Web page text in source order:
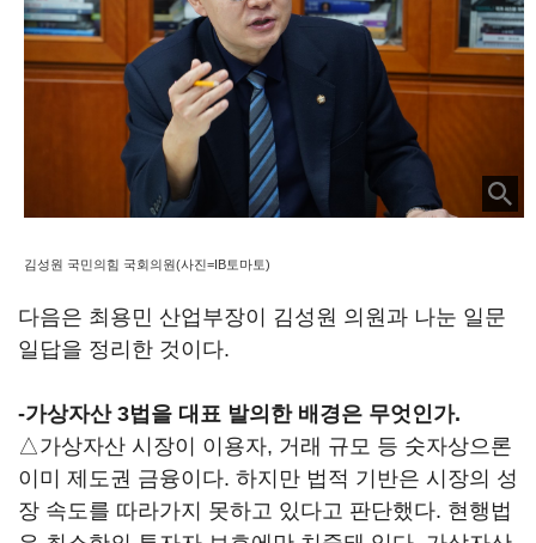
김성원 국민의힘 국회의원(사진=IB토마토)
다음은 최용민 산업부장이 김성원 의원과 나눈 일문
일답을 정리한 것이다.
-가상자산 3법을 대표 발의한 배경은 무엇인가.
△가상자산 시장이 이용자, 거래 규모 등 숫자상으론
이미 제도권 금융이다. 하지만 법적 기반은 시장의 성
장 속도를 따라가지 못하고 있다고 판단했다. 현행법